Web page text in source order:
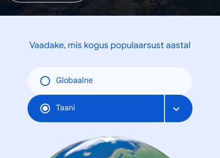
Vaadake, mis kogus populaarsust aastal
Globaalne
Taani